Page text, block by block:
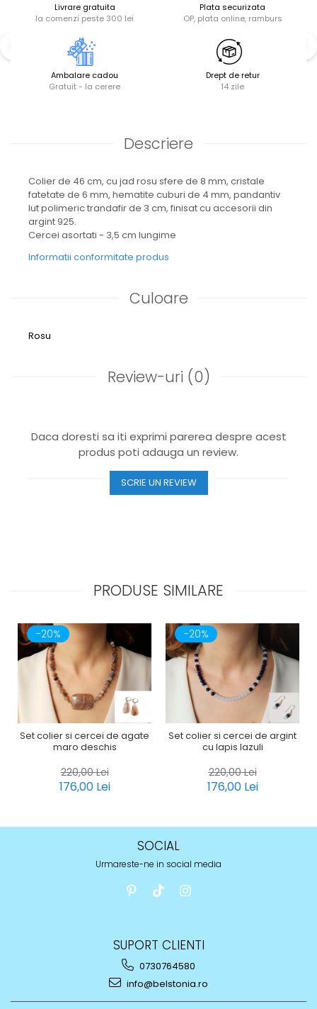
Livrare gratuita
la comenzi peste 300 lei
Plata securizata
OP, plata online, ramburs
Ambalare cadou
Gratuit - la cerere
Drept de retur
14 zile
Descriere
Colier de 46 cm, cu jad rosu sfere de 8 mm, cristale
fatetate de 6 mm, hematite cuburi de 4 mm, pandantiv
lut polimeric trandafir de 3 cm, finisat cu accesorii din
argint 925.
Cercei asortati - 3,5 cm lungime
Informatii conformitate produs
Culoare
Rosu
Review-uri (0)
Daca doresti sa iti exprimi parerea despre acest
produs poti adauga un review.
SCRIE UN REVIEW
PRODUSE SIMILARE
-20%
Set colier si cercei de agate
maro deschis
220,00 Lei
176,00 Lei
-20%
Set colier si cercei de argint
cu lapis lazuli
220,00 Lei
176,00 Lei
SOCIAL
Urmareste-ne in social media
SUPORT CLIENTI
0730764580
info@belstonia.ro